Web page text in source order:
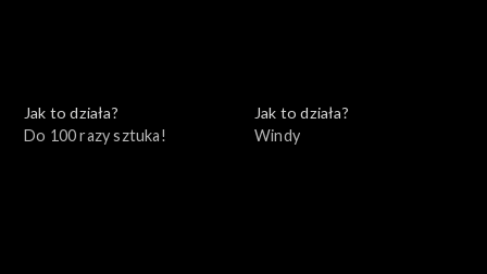
Jak to działa?
Do 100 razy sztuka!
Jak to działa?
Windy